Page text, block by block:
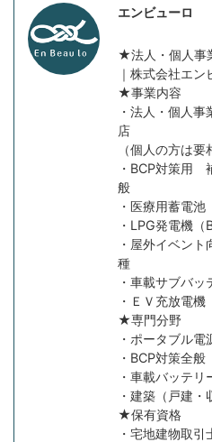
エンビューロ
★法人・個人事
｜株式会社エン
★事業内容
・法人・個人
店
（個人の方は要
・BCP対策用
般
・医療用蓄電池
・LPG発電機
・屋外イベン
種
・車載サブバ
・ＥＶ充放電機
★専門分野
・ポータブル電
・BCP対策全般
・車載バッテリ
・建築（戸建・
★保有資格
・宅地建物取引